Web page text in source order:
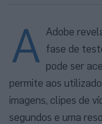
A Adobe
fase de
pode ser
permite aos
imagens, clipes de
segundos e uma